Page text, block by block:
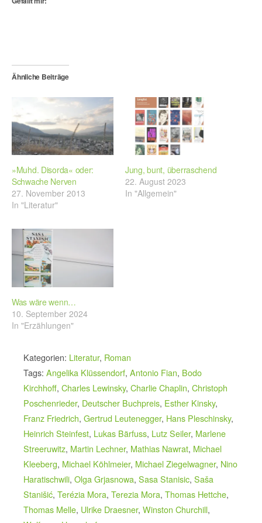
Ähnliche Beiträge
»Muhd. Disorda« oder:
Schwache Nerven
27. November 2013
In "Literatur"
Jung, bunt, überraschend
22. August 2023
In "Allgemein"
Was wäre wenn…
10. September 2024
In "Erzählungen"
Kategorien: Literatur, Roman
Tags: Angelika Klüssendorf, Antonio Fian, Bodo
Kirchhoff, Charles Lewinsky, Charlie Chaplin, Christoph
Poschenrieder, Deutscher Buchpreis, Esther Kinsky,
Franz Friedrich, Gertrud Leutenegger, Hans Pleschinsky,
Heinrich Steinfest, Lukas Bärfuss, Lutz Seiler, Marlene
Streeruwitz, Martin Lechner, Mathias Nawrat, Michael
Kleeberg, Michael Köhlmeier, Michael Ziegelwagner, Nino
Haratischwili, Olga Grjasnowa, Sasa Stanisic, Saša
Stanišić, Terézia Mora, Terezia Mora, Thomas Hettche,
Thomas Melle, Ulrike Draesner, Winston Churchill,